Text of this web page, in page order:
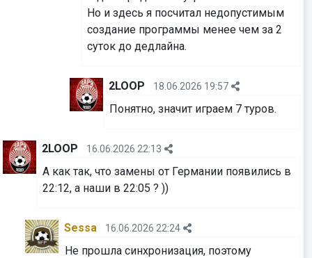
Но и здесь я посчитал недопустимым
создание программы менее чем за 2
суток до дедлайна.
2LOOP 18.06.2026 19:57
Понятно, значит играем 7 туров.
2LOOP 16.06.2026 22:13
А как так, что замены от Германии появились в
22:12, а наши в 22:05 ? ))
Sessa 16.06.2026 22:24
Не прошла синхронизация, поэтому